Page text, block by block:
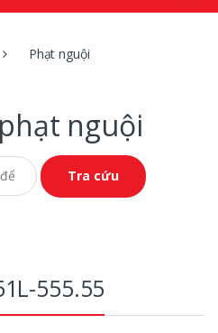
Phạt nguội
nguội
555.55